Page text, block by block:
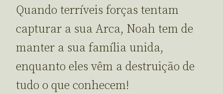
Quando terríveis forças tentam
capturar a sua Arca, Noah tem de
manter a sua família unida,
enquanto eles vêm a destruição de
tudo o que conhecem!